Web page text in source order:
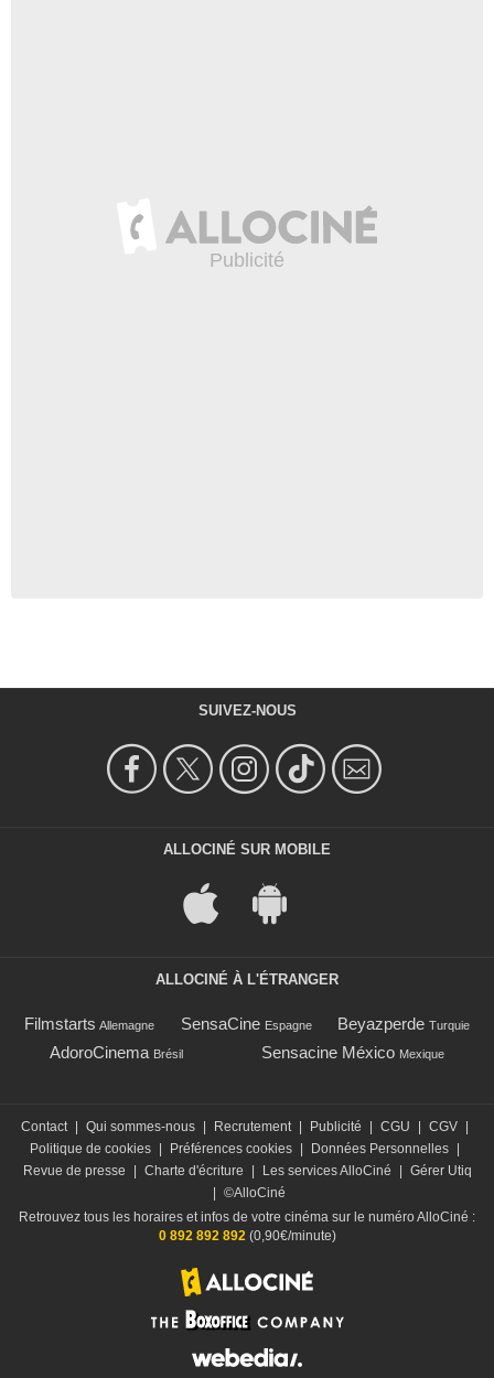
SUIVEZ-NOUS
ALLOCINÉ SUR MOBILE
ALLOCINÉ À L'ÉTRANGER
Filmstarts Allemagne SensaCine Espagne Beyazperde Turquie
AdoroCinema Brésil Sensacine México Mexique
Contact | Qui sommes-nous | Recrutement | Publicité | CGU | CGV |
Politique de cookies | Préférences cookies | Données Personnelles |
Revue de presse
| Charte d'écriture | Les services AlloCiné | Gérer Utiq
| ©AlloCiné
Retrouvez tous les horaires et infos de votre cinéma sur le numéro AlloCiné :
0 892 892 892 (0,90€/minute)